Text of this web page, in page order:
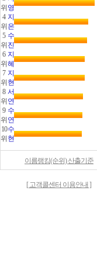
위 영
4
위
지
은
5
위
수
진
6
위
지
혜
7
위
지
현
8
위
서
연
9
위
수
연
10
위
수
현
이름랭킹(순위) 산출기준
[ 고객콜센터 이용안내 ]